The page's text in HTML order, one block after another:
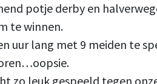
potje derby en
te winnen.
uur lang met 9 meiden te
zo leuk gespeeld tegen